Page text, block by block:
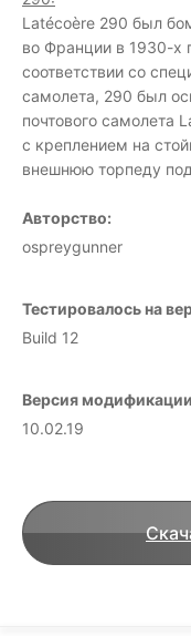
Latécoère 290 был
во Франции в 1930-х
соответствии со
самолета, 290 был
почтового самолета
с креплением на
внешнюю торпеду
Авторство:
ospreygunner
Тестировалось на
Build 12
Версия
10.02.19